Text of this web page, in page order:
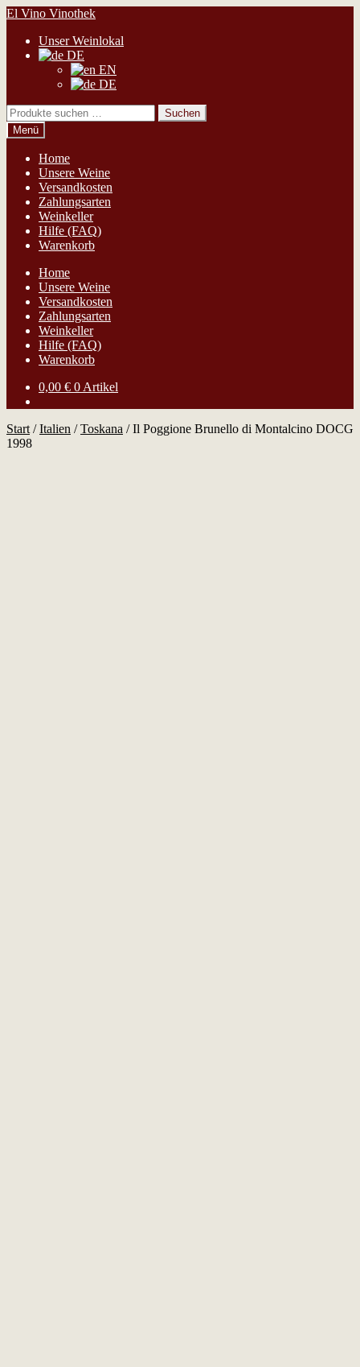
Zur
springen
Zum
springen
El Vino Vinothek
Unser Weinlokal
DE
EN
DE
Suchen
nach:
Suchen
Menü
Home
Unsere Weine
Versandkosten
Zahlungsarten
Weinkeller
Hilfe (FAQ)
Warenkorb
Home
Unsere Weine
Versandkosten
Zahlungsarten
Weinkeller
Hilfe (FAQ)
Warenkorb
0,00 € 0 Artikel
Start /Italien /Toskana /Il Poggione Brunello di Montalcino DOCG
1998